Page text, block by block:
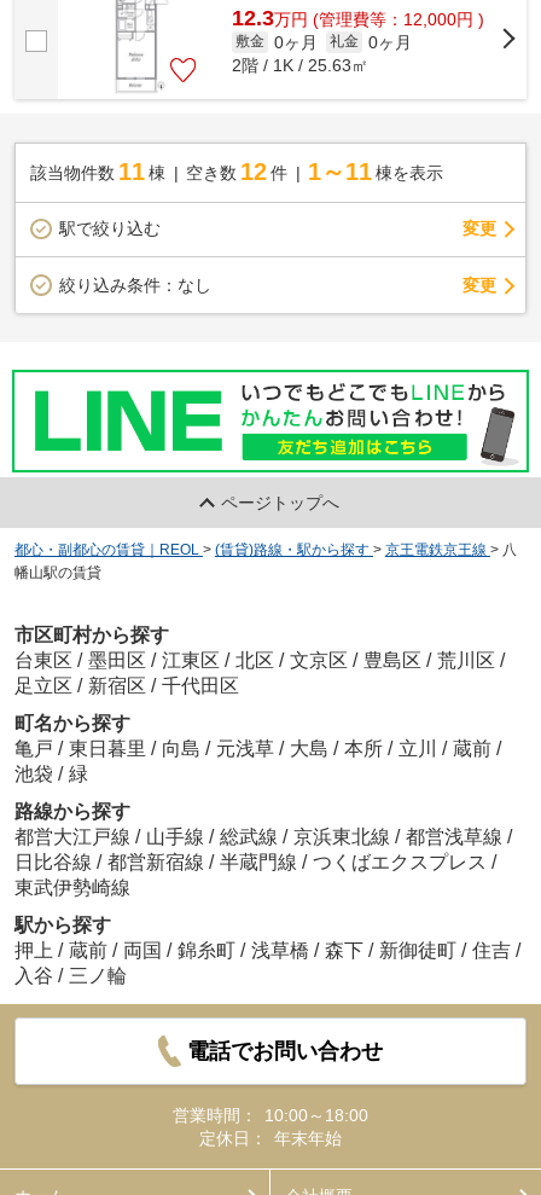
12.3万円 (管理費等：12,000円 )
敷金 0ヶ月 礼金 0ヶ月
2階 / 1K / 25.63㎡
該当物件数 11棟 空き数 12 件 1～11 棟を表示
駅で絞り込む 変更
絞り込み条件： なし 変更
ページトップへ
都心・副都心の賃貸｜REOL > (賃貸)路線・駅から探す > 京王電鉄京王線 > 八
幡山駅の賃貸
市区町村から探す
台東区 / 墨田区 / 江東区 / 北区 / 文京区 / 豊島区 / 荒川区 /
足立区 / 新宿区 / 千代田区
町名から探す
亀戸 / 東日暮里 / 向島 / 元浅草 / 大島 / 本所 / 立川 / 蔵前 /
池袋 / 緑
路線から探す
都営大江戸線 / 山手線 / 総武線 / 京浜東北線 / 都営浅草線 /
日比谷線 / 都営新宿線 / 半蔵門線 / つくばエクスプレス /
東武伊勢崎線
駅から探す
押上 / 蔵前 / 両国 / 錦糸町 / 浅草橋 / 森下 / 新御徒町 / 住吉 /
入谷 / 三ノ輪
電話でお問い合わせ
営業時間：
10:00～18:00
定休日：
年末年始